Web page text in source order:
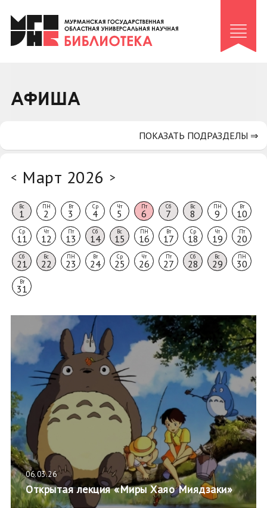
Клуб «Гиря и сельдерей»
Клуб «Семейный архив»
Коллегам
АФИША
< Март 2026 >
Вс
1
ПН
2
Вт
3
Ср
4
Чт
5
Пт
6
Сб
7
Вс
8
ПН
9
Вт
10
Ср
11
Чт
12
Пт
13
Сб
14
Вс
15
ПН
16
Вт
17
Ср
18
Чт
19
Пт
20
Сб
21
Вс
22
ПН
23
Вт
24
Ср
25
Чт
26
Пт
27
Сб
28
Вс
29
ПН
30
Вт
31
06.03.26
Открытая лекция «Миры Хаяо Миядзаки»
ПОКАЗАТЬ ПОДРАЗДЕЛЫ ⇒